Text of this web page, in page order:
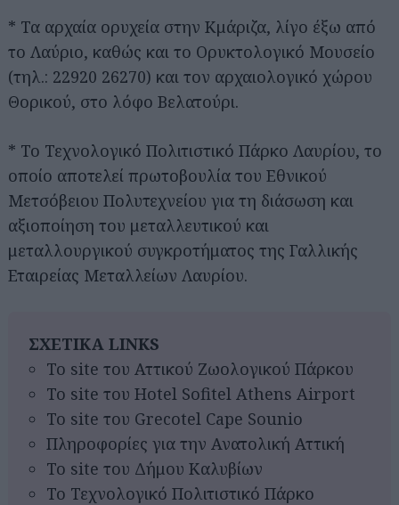
* Τα αρχαία ορυχεία στην Κμάριζα, λίγο έξω από
το Λαύριο, καθώς και το Ορυκτολογικό Μουσείο
(τηλ.: 22920 26270) και τον αρχαιολογικό χώρου
Θορικού, στο λόφο Βελατούρι.
* Το Τεχνολογικό Πολιτιστικό Πάρκο Λαυρίου, το
οποίο αποτελεί πρωτοβουλία του Εθνικού
Μετσόβειου Πολυτεχνείου για τη διάσωση και
αξιοποίηση του μεταλλευτικού και
μεταλλουργικού συγκροτήματος της Γαλλικής
Εταιρείας Μεταλλείων Λαυρίου.
ΣΧΕΤΙΚΑ LINKS
Το site του Αττικού Ζωολογικού Πάρκου
Το site του Hotel Sofitel Athens Airport
Το site του Grecotel Cape Sounio
Πληροφορίες για την Ανατολική Αττική
Το site του Δήμου Καλυβίων
Το Τεχνολογικό Πολιτιστικό Πάρκο